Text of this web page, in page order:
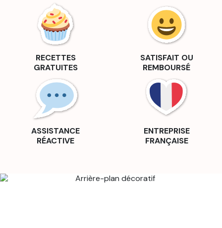
RECETTES
GRATUITES
SATISFAIT OU
REMBOURSÉ
ASSISTANCE
RÉACTIVE
ENTREPRISE
FRANÇAISE